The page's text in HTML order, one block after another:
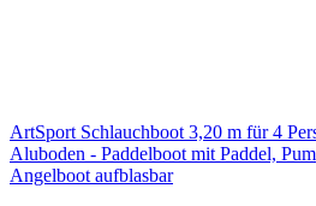
ArtSport Schlauchboot 3,20 m für 4
Aluboden - Paddelboot mit Paddel,
Angelboot aufblasbar